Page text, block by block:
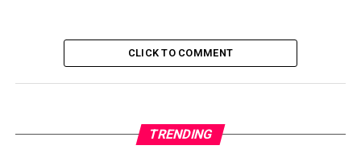
CLICK TO COMMENT
TRENDING